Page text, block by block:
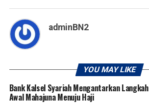
adminBN2
YOU MAY LIKE
Bank Kalsel Syariah Mengantarkan Langkah
Awal Mahajuna Menuju Haji